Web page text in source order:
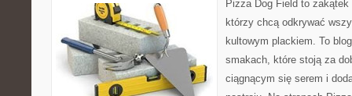
Pizza Dog Field to
którzy chcą odkrywać
kultowym plackiem. To
smakach, które stoją za
ciągnącym się serem i